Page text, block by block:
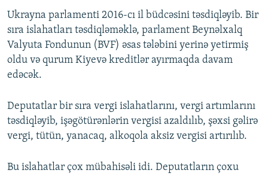
XƏBƏR BÜLLETENLƏRIMIZ
Ukrayna parlamenti 2016-cı il büdcəsini təsdiqləyib. Bir
sıra islahatları təsdiqləməklə, parlament Beynəlxalq
Valyuta Fondunun (BVF) əsas tələbini yerinə yetirmiş
oldu və qurum Kiyevə kreditlər ayırmaqda davam
edəcək.
Deputatlar bir sıra vergi islahatlarını, vergi artımlarını
təsdiqləyib, işəgötürənlərin vergisi azaldılıb, şəxsi gəlirə
vergi, tütün, yanacaq, alkoqola aksiz vergisi artırılıb.
Bu islahatlar çox mübahisəli idi. Deputatların çoxu